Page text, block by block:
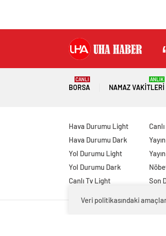
BORSA
CANLI
NAMAZ VAKITLERI
ANLIK
Hava Durumu Light
Hava Durumu Dark
Yol Durumu Light
Yol Durumu Dark
Canlı Tv Light
Son
Veri politikasındaki